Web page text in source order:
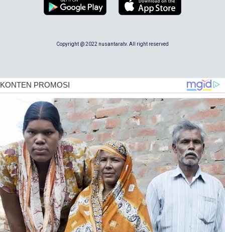
Copyright @ 2022 nusantaratv. All right reserved